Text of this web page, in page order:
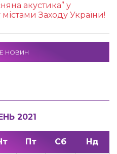
акустика” у
Заходу України!
НОВИН
2021
Пт Сб Нд